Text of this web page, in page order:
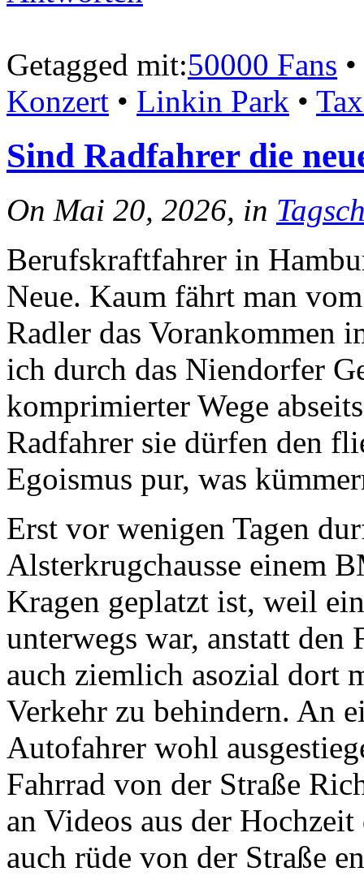
Getagged mit:50000 Fans •
Konzert • Linkin Park •
Sind Radfahrer die
On Mai 20, 2026, in
Berufskraftfahrer in
Neue. Kaum fährt man
Radler das Vorankommen
ich durch das Niendorfer
komprimierter Wege
Radfahrer sie dürfen den
Egoismus pur, was
Erst vor wenigen Tagen
Alsterkrugchausse einem
Kragen geplatzt ist, weil
unterwegs war, anstatt den
auch ziemlich asozial dort
Verkehr zu behindern. An
Autofahrer wohl
Fahrrad von der Straße
an Videos aus der
auch rüde von der Straße